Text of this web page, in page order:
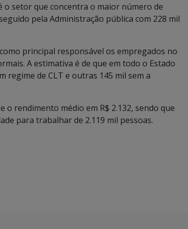
o setor que concentra o maior número de
pela Administração pública com 228 mil
principal responsável os empregados no
A estimativa é de que em todo o Estado
regime de CLT e outras 145 mil sem a
o rendimento médio em R$ 2.132, sendo que
para trabalhar de 2.119 mil pessoas.